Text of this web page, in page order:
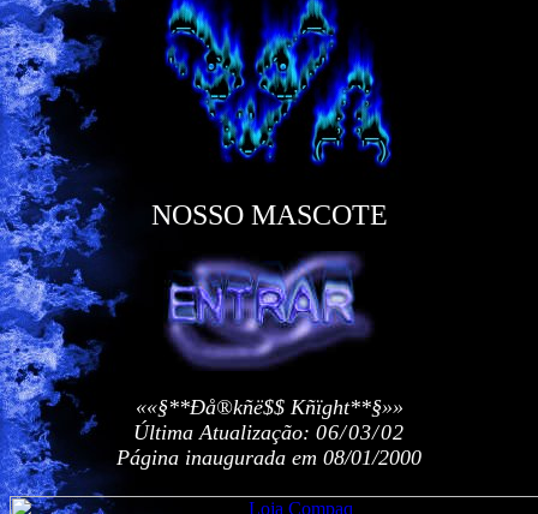
NOSSO MASCOTE
««§**Ðå®kñë$$ Kñïght**§»»
Última Atualização: 06/03/02
Página inaugurada em 08/01/2000